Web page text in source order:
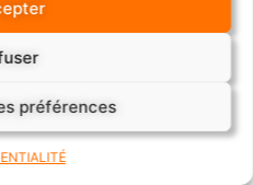
préférences